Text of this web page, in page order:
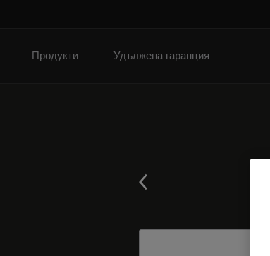
Продукти Удължена гаранция